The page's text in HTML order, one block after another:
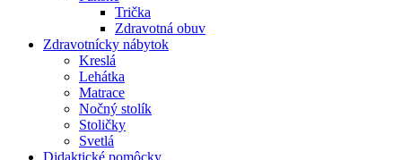
Trička
Zdravotná obuv
Zdravotnícky nábytok
Kreslá
Lehátka
Matrace
Nočný stolík
Stoličky
Svetlá
Didaktické pomôcky